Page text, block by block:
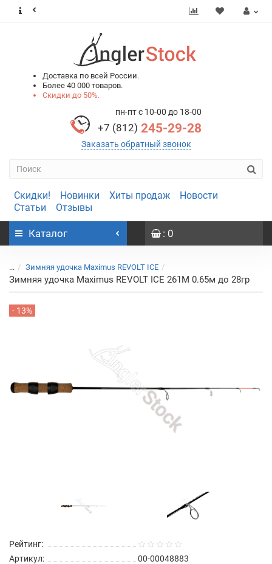
Доставка по всей России.
Более 40 000 товаров.
Скидки до 50%.
пн-пт с 10-00 до 18-00
+7 (812) 245-29-28
Заказать обратный звонок
Скидки! Новинки Хиты продаж
Новости
Статьи
Отзывы
Каталог : 0
... Зимняя удочка Maximus REVOLT ICE
Зимняя удочка Maximus REVOLT ICE 261M 0.65м до 28гр
- 13%
Рейтинг:
Артикул:
00-00048883